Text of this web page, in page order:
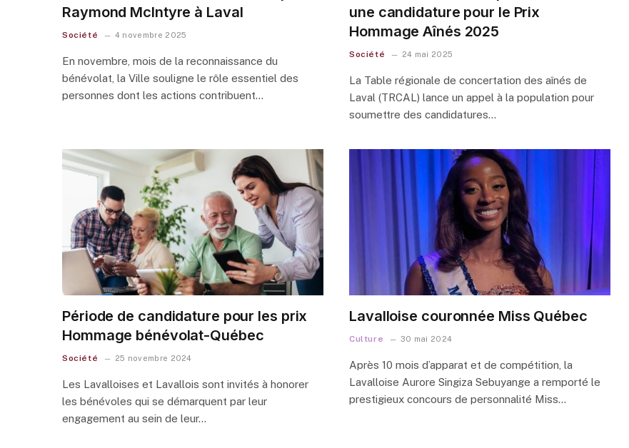
Raymond McIntyre à Laval
Société 4 novembre 2025
En novembre, mois de la reconnaissance du
bénévolat, la Ville souligne le rôle essentiel des
personnes dont les actions contribuent…
une candidature pour le Prix
Hommage Aînés 2025
Société 24 mai 2025
La Table régionale de concertation des aînés de
Laval (TRCAL) lance un appel à la population pour
soumettre des candidatures…
Période de candidature pour les prix
Hommage bénévolat-Québec
Société 25 novembre 2024
Les Lavalloises et Lavallois sont invités à honorer
les bénévoles qui se démarquent par leur
engagement au sein de leur…
Lavalloise couronnée Miss Québec
Culture 30 mai 2024
Après 10 mois d’apparat et de compétition, la
Lavalloise Aurore Singiza Sebuyange a remporté le
prestigieux concours de personnalité Miss…